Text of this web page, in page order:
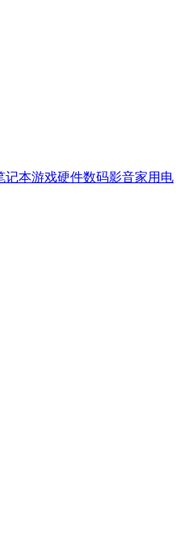
记本游戏硬件数码影音家用电